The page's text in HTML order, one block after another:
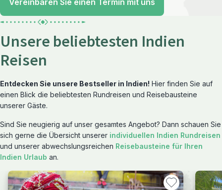
Vereinbaren Sie einen Termin mit uns
Unsere beliebtesten Indien
Reisen
Entdecken Sie unsere Bestseller in Indien! Hier finden Sie auf
einen Blick die beliebtesten Rundreisen und Reisebausteine
unserer Gäste.
Sind Sie neugierig auf unser gesamtes Angebot? Dann schauen Sie
sich gerne die Übersicht unserer individuellen Indien Rundreisen
und unserer abwechslungsreichen Reisebausteine für Ihren
Indien Urlaub an.